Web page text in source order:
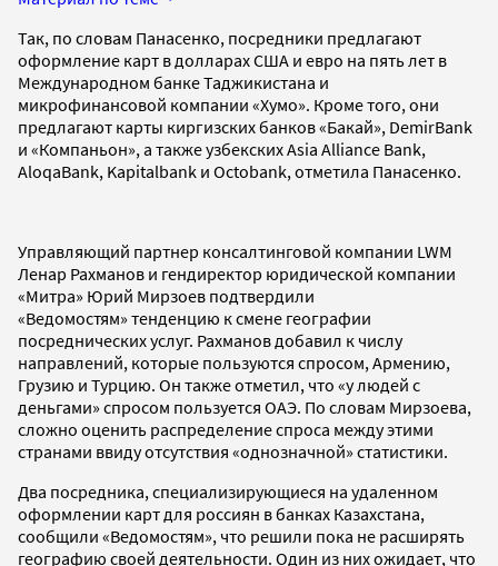
Так, по словам Панасенко, посредники предлагают
оформление карт в долларах США и евро на пять лет в
Международном банке Таджикистана и
микрофинансовой компании «Хумо». Кроме того, они
предлагают карты киргизских банков «Бакай», DemirBank
и «Компаньон», а также узбекских Asia Alliance Bank,
AloqaBank, Kapitalbank и Octobank, отметила Панасенко.
Управляющий партнер консалтинговой компании LWM
Ленар Рахманов и гендиректор юридической компании
«Митра» Юрий Мирзоев подтвердили
«Ведомостям» тенденцию к смене географии
посреднических услуг. Рахманов добавил к числу
направлений, которые пользуются спросом, Армению,
Грузию и Турцию. Он также отметил, что «у людей с
деньгами» спросом пользуется ОАЭ. По словам Мирзоева,
сложно оценить распределение спроса между этими
странами ввиду отсутствия «однозначной» статистики.
Два посредника, специализирующиеся на удаленном
оформлении карт для россиян в банках Казахстана,
сообщили «Ведомостям», что решили пока не расширять
географию своей деятельности. Один из них ожидает, что